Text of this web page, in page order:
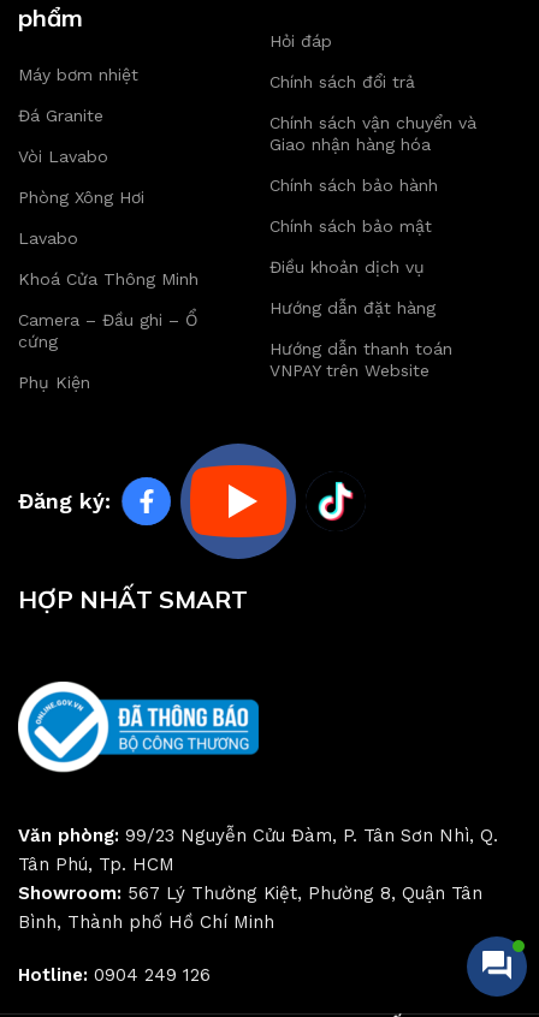
phẩm
Máy bơm nhiệt
Đá Granite
Vòi Lavabo
Phòng Xông Hơi
Lavabo
Khoá Cửa Thông Minh
Camera – Đầu ghi – Ổ
cứng
Phụ Kiện
Hỏi đáp
Chính sách đổi trả
Chính sách vận chuyển và
Giao nhận hàng hóa
Chính sách bảo hành
Chính sách bảo mật
Điều khoản dịch vụ
Hướng dẫn đặt hàng
Hướng dẫn thanh toán
VNPAY trên Website
Đăng ký:
HỢP NHẤT SMART
Văn phòng: 99/23 Nguyễn Cửu Đàm, P. Tân Sơn Nhì, Q.
Tân Phú, Tp. HCM
Showroom: 567 Lý Thường Kiệt, Phường 8, Quận Tân
Bình, Thành phố Hồ Chí Minh
Hotline: 0904 249 126